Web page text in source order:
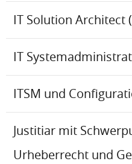
IT Solution
IT
ITSM und
Justitiar mit
Urheberrecht und